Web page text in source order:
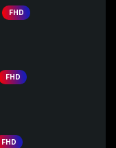
FHD
FHD
FHD